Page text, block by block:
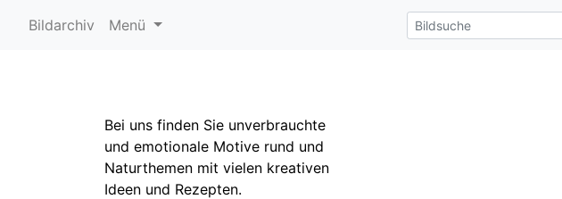
Bildarchiv Menü
Bei uns finden Sie unverbrauchte
und emotionale Motive rund und
Naturthemen mit vielen kreativen
Ideen und Rezepten.